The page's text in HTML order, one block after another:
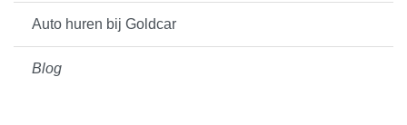
Auto huren bij Goldcar
Blog